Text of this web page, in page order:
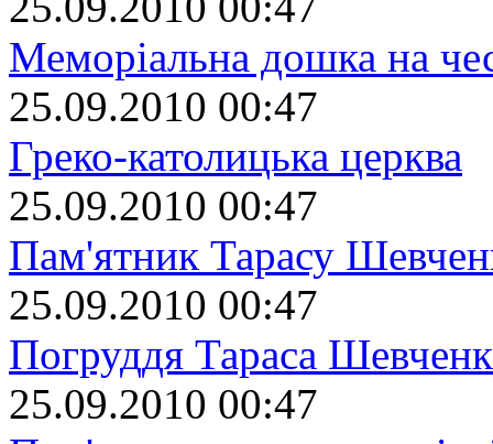
Меморіальна дошка на
25.09.2010 00:47
Греко-католицька церква
25.09.2010 00:47
Пам'ятник Тарасу
25.09.2010 00:47
Погруддя Тараса
25.09.2010 00:47